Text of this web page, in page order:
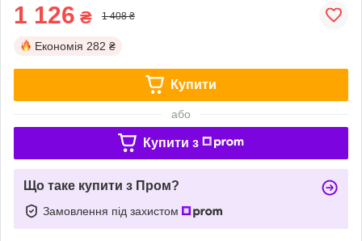
1 126 ₴ 1 408 ₴
Економія 282 ₴
Купити
або
Купити з
Що таке купити з Пром?
Замовлення під захистом